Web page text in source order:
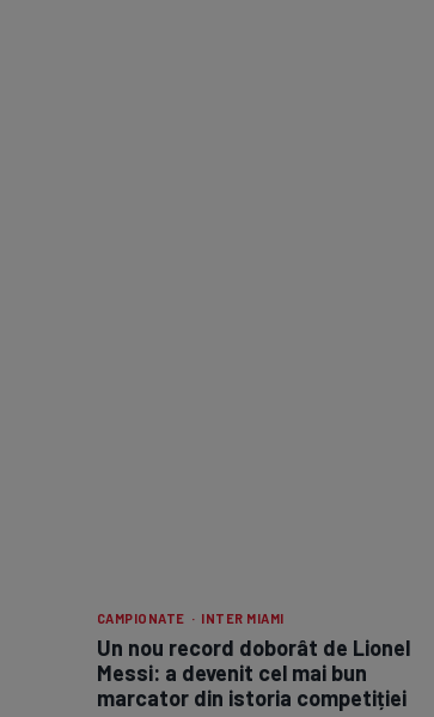
CAMPIONATE · INTER MIAMI
Un nou record doborât de Lionel
Messi: a devenit cel mai bun
marcator din istoria competiției